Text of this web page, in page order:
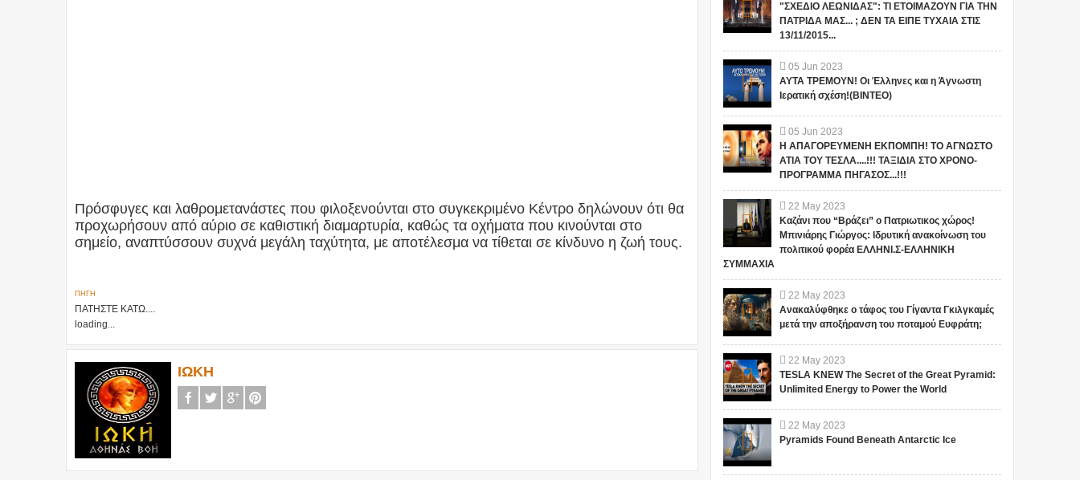
Πρόσφυγες και λαθρομετανάστες που φιλοξενούνται στο συγκεκριμένο Κέντρο δηλώνουν ότι θα
προχωρήσουν από αύριο σε καθιστική διαμαρτυρία, καθώς τα οχήματα που κινούνται στο
σημείο, αναπτύσσουν συχνά μεγάλη ταχύτητα, με αποτέλεσμα να τίθεται σε κίνδυνο η ζωή τους.
ΠΗΓΗ
ΠΑΤΗΣΤΕ ΚΑΤΩ....
loading...
ΙΩΚΗ
"ΣΧΕΔΙΟ ΛΕΩΝΙΔΑΣ": ΤΙ ΕΤΟΙΜΑΖΟΥΝ ΓΙΑ ΤΗΝ
ΠΑΤΡΙΔΑ ΜΑΣ... ; ΔΕΝ ΤΑ ΕΙΠΕ ΤΥΧΑΙΑ ΣΤΙΣ
13/11/2015...
05 Jun 2023
ΑΥΤΑ ΤΡΕΜΟΥΝ! Οι Έλληνες και η Άγνωστη
Ιερατική σχέση!(ΒΙΝΤΕΟ)
05 Jun 2023
Η ΑΠΑΓΟΡΕΥΜΕΝΗ ΕΚΠΟΜΠΗ! ΤΟ ΑΓΝΩΣΤΟ
ΑΤΙΑ ΤΟΥ ΤΕΣΛΑ....!!! ΤΑΞΙΔΙΑ ΣΤΟ ΧΡΟΝΟ-
ΠΡΟΓΡΑΜΜΑ ΠΗΓΑΣΟΣ...!!!
22 May 2023
Καζάνι που “Βράζει” ο Πατριωτικος χώρος!
Μπινιάρης Γιώργος: Ιδρυτική ανακοίνωση του
πολιτικού φορέα ΕΛΛΗΝΙ.Σ-ΕΛΛΗΝΙΚΗ
ΣΥΜΜΑΧΙΑ
22 May 2023
Ανακαλύφθηκε ο τάφος του Γίγαντα Γκιλγκαμές
μετά την αποξήρανση του ποταμού Ευφράτη;
22 May 2023
TESLA KNEW The Secret of the Great Pyramid:
Unlimited Energy to Power the World
22 May 2023
Pyramids Found Beneath Antarctic Ice